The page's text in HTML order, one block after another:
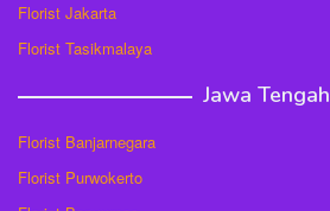
Florist Jakarta
Florist Tasikmalaya
Jawa Tengah
Florist Banjarnegara
Florist Purwokerto